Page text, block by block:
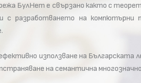
БулНет е свързано както с
разработването на компютърни
използване на Българската
на семантична